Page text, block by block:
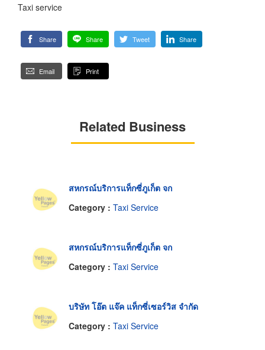
Taxi service
Share Share Tweet Share
Email Print
Related Business
สหกรณ์บริการแท็กซี่ภูเก็ต จก
Category : Taxi Service
สหกรณ์บริการแท็กซี่ภูเก็ต จก
Category : Taxi Service
บริษัท โอ๊ต แจ๊ค แท็กซี่เซอร์วิส จำกัด
Category : Taxi Service